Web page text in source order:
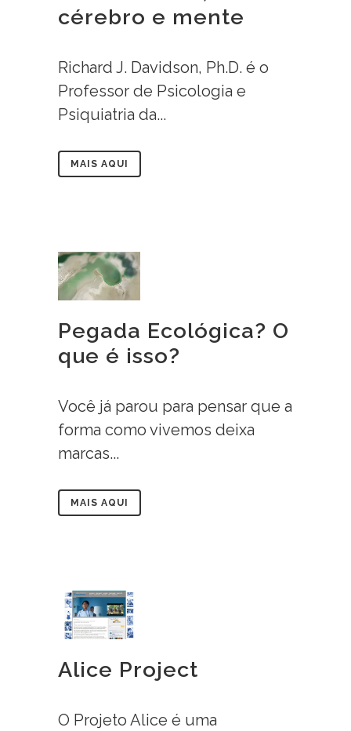
cérebro e mente
Richard J. Davidson, Ph.D. é o
Professor de Psicologia e
Psiquiatria da...
MAIS AQUI
Pegada Ecológica? O
que é isso?
Você já parou para pensar que a
forma como vivemos deixa
marcas...
MAIS AQUI
Alice Project
O Projeto Alice é uma